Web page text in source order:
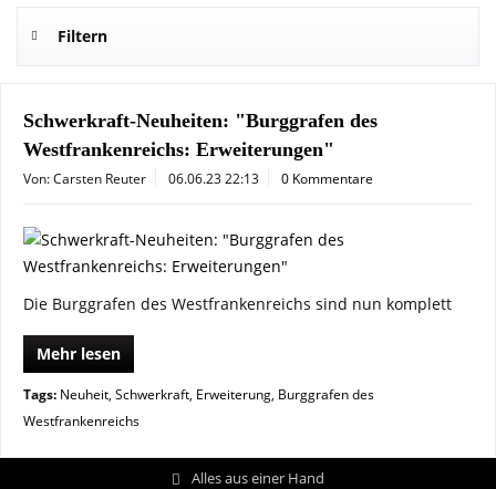
Filtern
Schwerkraft-Neuheiten: "Burggrafen des
Westfrankenreichs: Erweiterungen"
Von: Carsten Reuter 06.06.23 22:13 0 Kommentare
Die Burggrafen des Westfrankenreichs sind nun komplett
Mehr lesen
Tags: Neuheit, Schwerkraft, Erweiterung, Burggrafen des
Westfrankenreichs
Alles aus einer Hand